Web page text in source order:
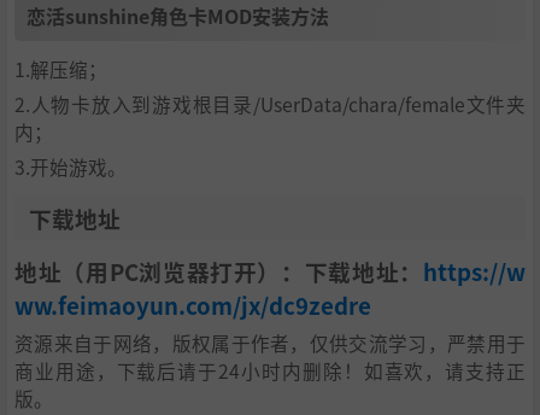
恋活sunshine角色卡MOD安装方法
1.解压缩；
2.人物卡放入到游戏根目录/UserData/chara/female文件夹
内；
3.开始游戏。
下载地址
地址（用PC浏览器打开）：下载地址： https://w
ww.feimaoyun.com/jx/dc9zedre
资源来自于网络，版权属于作者，仅供交流学习，严禁用于
商业用途，下载后请于24小时内删除！如喜欢，请支持正
版。